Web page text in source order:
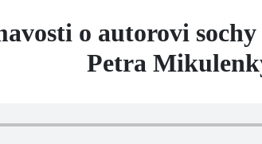
o autorovi
Petra